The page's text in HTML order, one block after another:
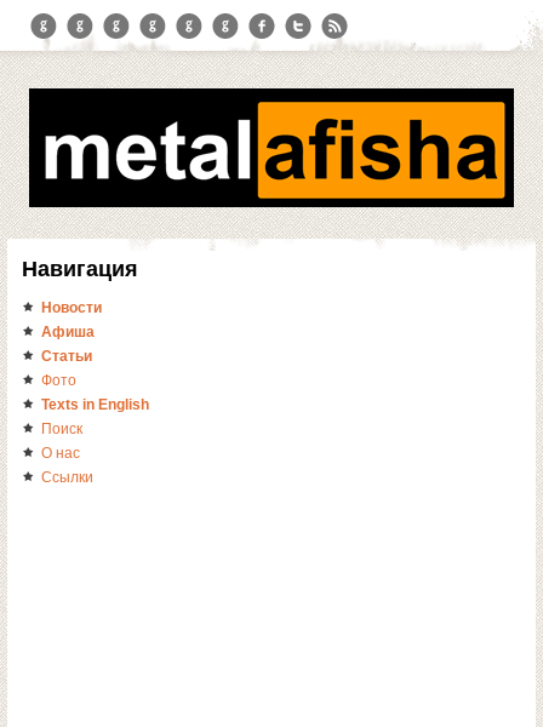
Навигация
Новости
Афиша
Статьи
Фото
Texts in English
Поиск
О нас
Ссылки